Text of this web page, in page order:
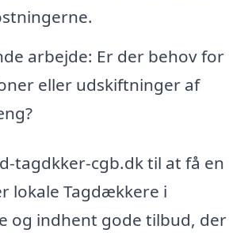
arbejde: Er der behov for
eller udskiftninger af
tagdkker-cgb.dk til at få en
lokale Tagdækkere i
og indhent gode tilbud, der